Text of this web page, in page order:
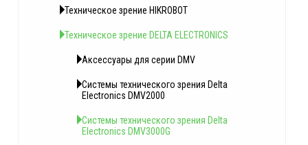
Техническое зрение HIKROBOT
Техническое зрение DELTA ELECTRONICS
Аксессуары для серии DMV
Системы технического зрения Delta
Electronics DMV2000
Системы технического зрения Delta
Electronics DMV3000G